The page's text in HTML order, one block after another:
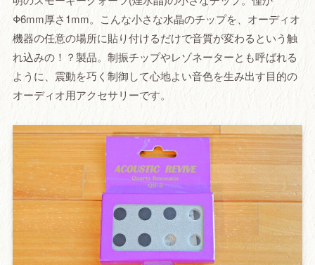
Φ6mm厚さ1mm。こんな小さな水晶のチップを、オーディオ
機器の任意の場所に貼り付けるだけで音質が変わるという触
れ込みの！？製品。制振チップやレゾネーターとも呼ばれる
ように、震動を巧く制御して心地よい音色を生み出す目的の
オーディオ用アクセサリーです。